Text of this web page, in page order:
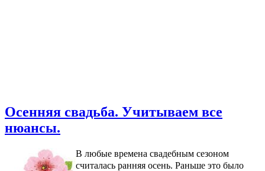
Осенняя свадьба. Учитываем все
нюансы.
В любые времена свадебным сезоном
считалась ранняя осень. Раньше это было